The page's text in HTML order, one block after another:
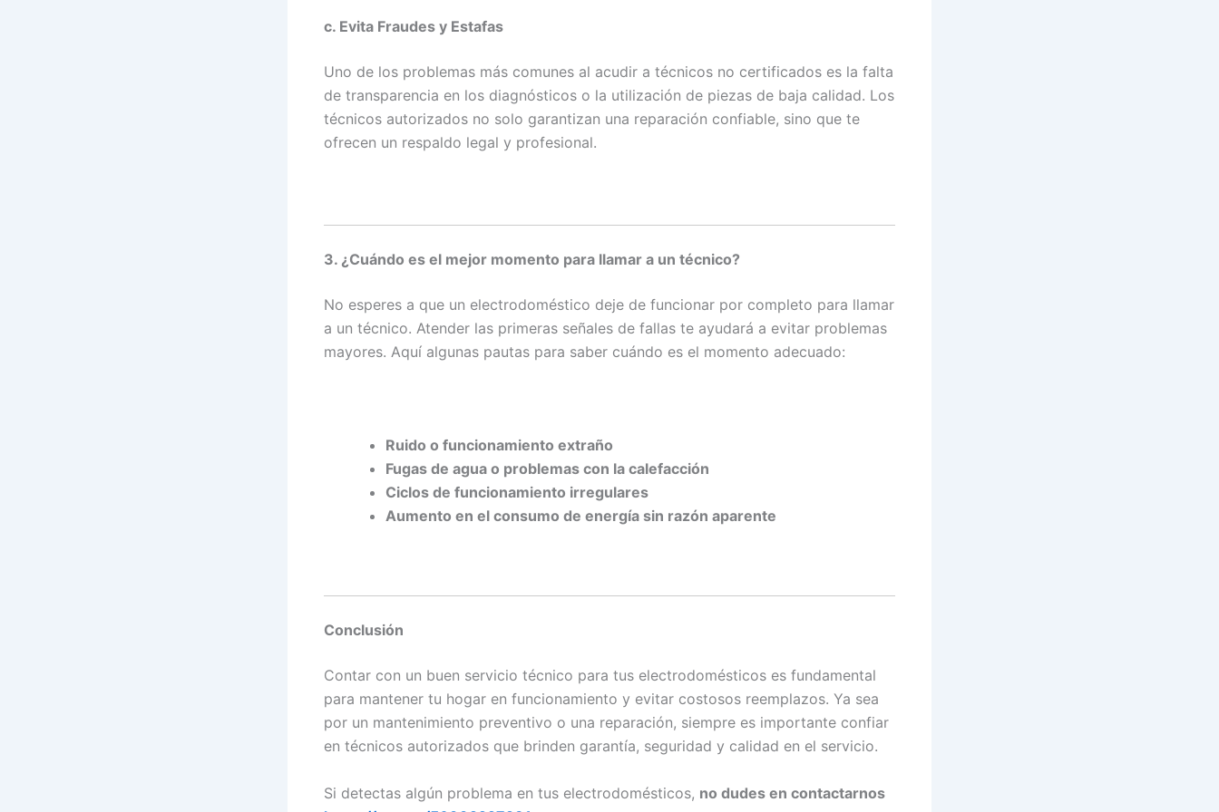
c. Evita Fraudes y Estafas
Uno de los problemas más comunes al acudir a técnicos no certificados es la falta
de transparencia en los diagnósticos o la utilización de piezas de baja calidad. Los
técnicos autorizados no solo garantizan una reparación confiable, sino que te
ofrecen un respaldo legal y profesional.
3. ¿Cuándo es el mejor momento para llamar a un técnico?
No esperes a que un electrodoméstico deje de funcionar por completo para llamar
a un técnico. Atender las primeras señales de fallas te ayudará a evitar problemas
mayores. Aquí algunas pautas para saber cuándo es el momento adecuado:
Ruido o funcionamiento extraño
Fugas de agua o problemas con la calefacción
Ciclos de funcionamiento irregulares
Aumento en el consumo de energía sin razón aparente
Conclusión
Contar con un buen servicio técnico para tus electrodomésticos es fundamental
para mantener tu hogar en funcionamiento y evitar costosos reemplazos. Ya sea
por un mantenimiento preventivo o una reparación, siempre es importante confiar
en técnicos autorizados que brinden garantía, seguridad y calidad en el servicio.
Si detectas algún problema en tus electrodomésticos, no dudes en contactarnos